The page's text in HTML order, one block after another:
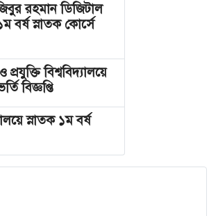
রহমান ডিজিটাল
বর্ষ স্নাতক কোর্সে
বিশ্ববিদ্যালয়ে
বিজ্ঞপ্তি
স্নাতক ১ম বর্ষ